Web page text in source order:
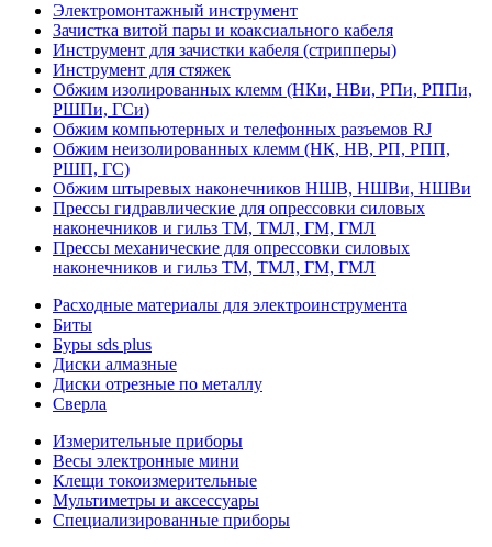
Электромонтажный инструмент
Зачистка витой пары и коаксиального кабеля
Инструмент для зачистки кабеля (стрипперы)
Инструмент для стяжек
Обжим изолированных клемм (НКи, НВи, РПи, РППи,
РШПи, ГСи)
Обжим компьютерных и телефонных разъемов RJ
Обжим неизолированных клемм (НК, НВ, РП, РПП,
РШП, ГС)
Обжим штыревых наконечников НШВ, НШВи, НШВи
Прессы гидравлические для опрессовки силовых
наконечников и гильз ТМ, ТМЛ, ГМ, ГМЛ
Прессы механические для опрессовки силовых
наконечников и гильз ТМ, ТМЛ, ГМ, ГМЛ
Расходные материалы для электроинструмента
Биты
Буры sds plus
Диски алмазные
Диски отрезные по металлу
Сверла
Измерительные приборы
Весы электронные мини
Клещи токоизмерительные
Мультиметры и аксессуары
Специализированные приборы